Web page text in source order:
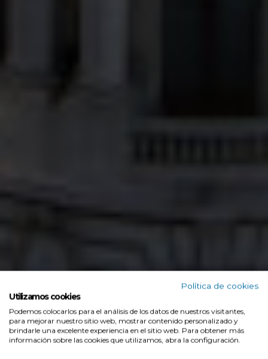
Política de cookies
Utilizamos cookies
Podemos colocarlos para el análisis de los datos de nuestros visitantes,
para mejorar nuestro sitio web, mostrar contenido personalizado y
brindarle una excelente experiencia en el sitio web. Para obtener más
información sobre las cookies que utilizamos, abra la configuración.